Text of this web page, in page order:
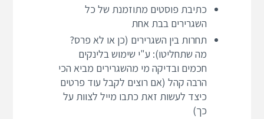
כתיבת פוסטים מתוזמנת של כל
השגרירים בבת אחת
תחרות בין השגרירים (כן או לא פרס?
מה שתחליטו): ע"י שימוש בלינקים
חכמים ובדיקה מי מהשגרירים מביא הכי
הרבה קהל (אם רוצים לקבל עוד פרטים
כיצד לעשות זאת כתבו מייל לצוות על
כך)